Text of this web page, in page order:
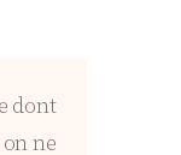
dont
on ne